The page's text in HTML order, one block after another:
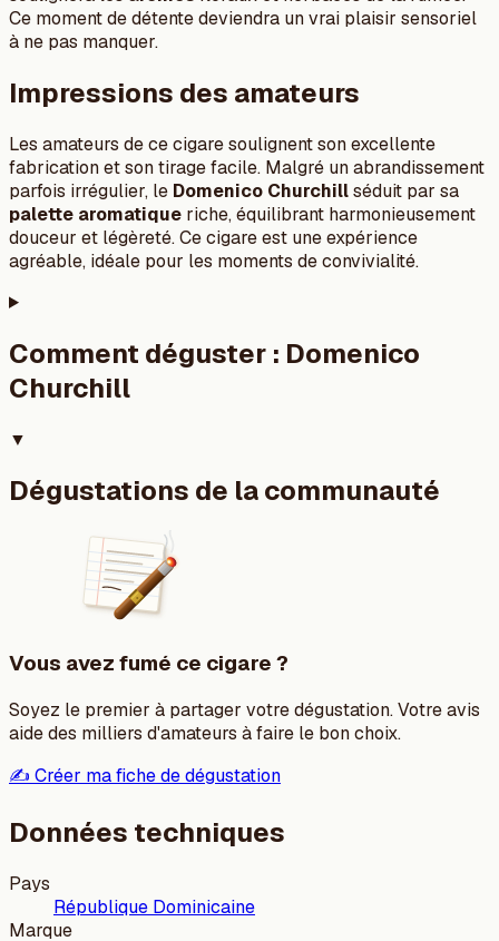
Ce moment de détente deviendra un vrai plaisir sensoriel
à ne pas manquer.
Impressions des amateurs
Les amateurs de ce cigare soulignent son excellente
fabrication et son tirage facile. Malgré un abrandissement
parfois irrégulier, le Domenico Churchillséduit par sa
palette aromatique riche, équilibrant harmonieusement
douceur et légèreté. Ce cigare est une expérience
agréable, idéale pour les moments de convivialité.
Comment déguster : Domenico
Churchill
▼
Dégustations de la communauté
Vous avez fumé ce cigare ?
Soyez le premier à partager votre dégustation. Votre avis
aide des milliers d'amateurs à faire le bon choix.
✍️ Créer ma fiche de dégustation
Données techniques
Pays
République Dominicaine
Marque